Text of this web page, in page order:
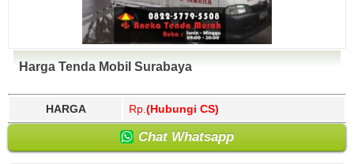
Harga Tenda Mobil Surabaya
HARGA Rp. (Hubungi CS)
Chat Whatsapp